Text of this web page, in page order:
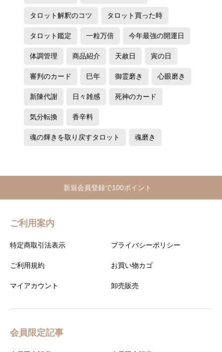
タロット解釈のコツ タロット買った時
タロット鑑定 一粒万倍 今年最強の開運日
体調管理 商品紹介 天赦日 寅の日
審判のカード 巳年 御霊磨き 心眼磨き
新陳代謝 日々雑感 死神のカード
気分転換 香辛料
魂の輝きを取り戻すタロット 魂磨き
新規会員登録で100ポイント
ご利用案内
特定商取引法表示 プライバシーポリシー
ご利用規約 お買い物カゴ
マイアカウント 卸売販売
会員限定記事